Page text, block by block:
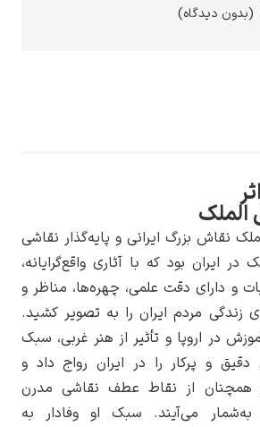
بزرگ ایرانی و پایه‌گذار نقاشی
بود که با آثاری واقع‌گرایانه،
دقت علمی، چهره‌ها، مناظر و
مردم ایران را به تصویر کشید.
اروپا و تأثیر از هنر غربی، سبک
را در ایران رواج داد و
از نقاط عطف نقاشی مدرن
می‌آیند. سبک او وفادار به